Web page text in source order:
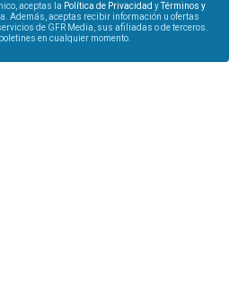
aceptas la Política de Privacidad yTérminos y
Además, aceptas recibir información u ofertas
de GFR Media, sus afiliadas o de terceros.
en cualquier momento.